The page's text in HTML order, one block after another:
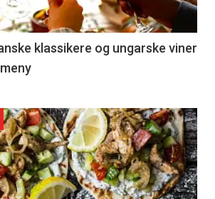
klassikere og ungarske viner